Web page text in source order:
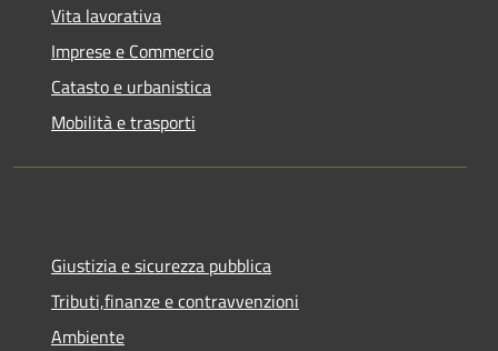
Vita lavorativa
Imprese e Commercio
Catasto e urbanistica
Mobilità e trasporti
Giustizia e sicurezza pubblica
Tributi,finanze e contravvenzioni
Ambiente